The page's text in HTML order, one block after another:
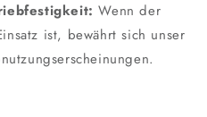
Wenn der
ist, bewährt sich unser